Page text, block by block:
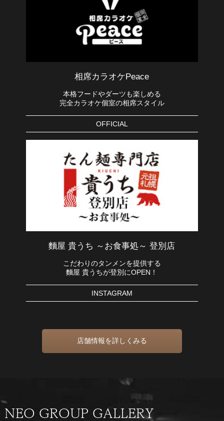
相席カラオケPeace
本格フードやダーツも楽しめる
完全カラオケ個室の相席スタイル
OFFICIAL
麵屋 貴うち ～お食事処～ 登別店
こだわりのタンメンを提供する
麵屋 貴うちが登別にOPEN！
INSTAGRAM
店舗情報を詳しくみる
NEO GROUP GALLERY